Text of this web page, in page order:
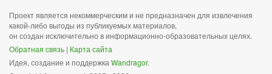
Проект является некоммерческим и не предназначен для извлечения
какой-либо выгоды из публикуемых материалов,
он создан исключительно в информационно-образовательных целях.
Обратная связь | Карта сайта
Идея, создание и поддержка Wandragor.